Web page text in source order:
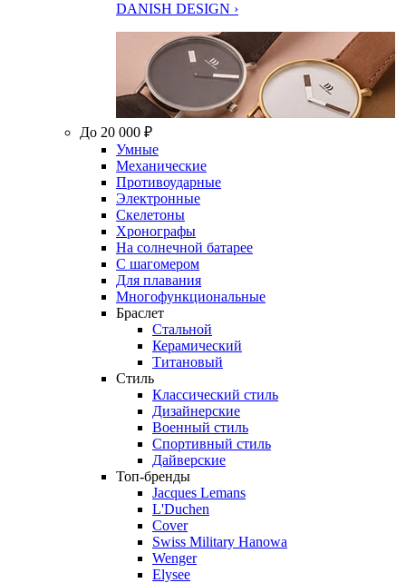
DANISH DESIGN ›
До 20 000 ₽
Умные
Механические
Противоударные
Электронные
Скелетоны
Хронографы
На солнечной батарее
С шагомером
Для плавания
Многофункциональные
Браслет
Стальной
Керамический
Титановый
Стиль
Классический стиль
Дизайнерские
Военный стиль
Спортивный стиль
Дайверские
Топ-бренды
Jacques Lemans
L'Duchen
Cover
Swiss Military Hanowa
Wenger
Elysee